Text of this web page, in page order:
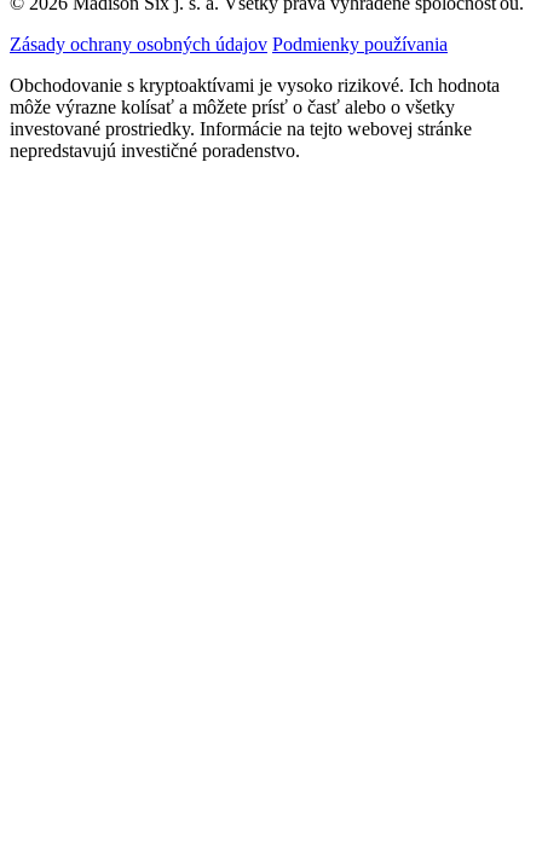
Kontaktujte nás
Napísali o nás
Sponzorujeme
Partnerský program
Právne informácie
Dokumenty na stiahnutie